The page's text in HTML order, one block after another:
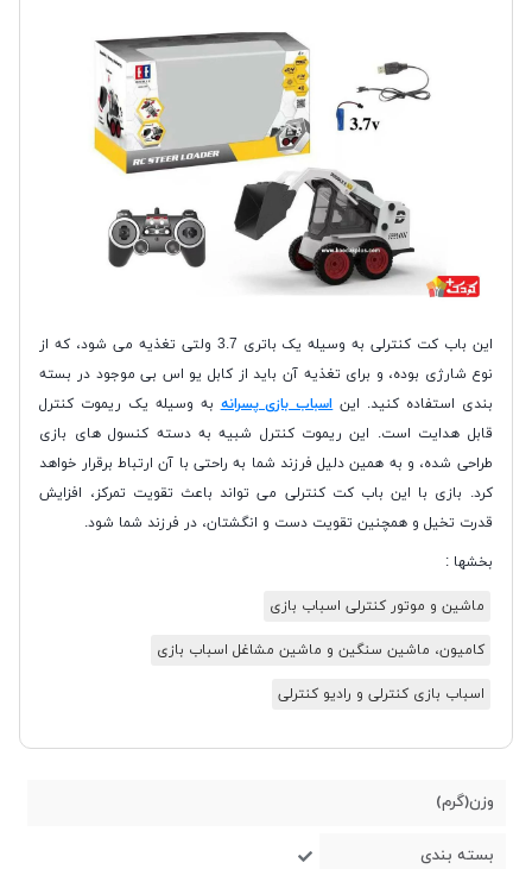
این باب کت کنترلی به وسیله یک باتری 3.7 ولتی تغذیه می شود، که از
نوع شارژی بوده، و برای تغذیه آن باید از کابل یو اس بی موجود در بسته
بندی استفاده کنید. این اسباب بازی پسرانه به وسیله یک ریموت کنترل
قابل هدایت است. این ریموت کنترل شبیه به دسته کنسول های بازی
طراحی شده، و به همین دلیل فرزند شما به راحتی با آن ارتباط برقرار خواهد
کرد. بازی با این باب کت کنترلی می تواند باعث تقویت تمرکز، افزایش
قدرت تخیل و همچنین تقویت دست و انگشتان، در فرزند شما شود.
بخشها :
ماشین و موتور کنترلی اسباب بازی
کامیون، ماشین سنگین و ماشین مشاغل اسباب بازی
اسباب بازی کنترلی و رادیو کنترلی
وزن(گرم)
بسته بندی